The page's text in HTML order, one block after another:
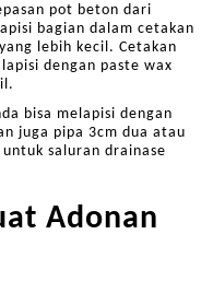
pot beton dari
bagian dalam cetakan
lebih kecil. Cetakan
dengan paste wax
bisa melapisi dengan
juga pipa 3cm dua atau
saluran drainase
Adonan